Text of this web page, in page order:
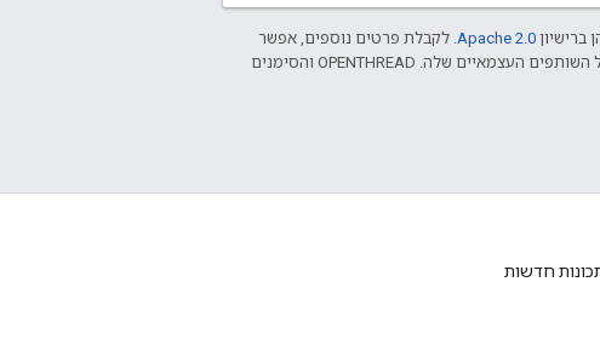
ברישיון Apache 2.0‏. לקבלת פרטים נוספים, אפשר
.‏ Java הוא סימן מסחרי רשום של חברת Oracle ו/או של השותפים העצמאיים שלה. ‫OPENTHREAD והסימנים
חדשות